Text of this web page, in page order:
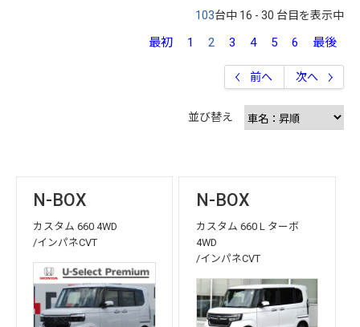
並び替え
103台中 16 - 30 台目を表示中
最初 1 2 3 4 5 6 最後
前へ 次へ
N-BOX
カスタム 660 4WD
/インパネCVT
N-BOX
カスタム 660 L ターボ
4WD
/インパネCVT